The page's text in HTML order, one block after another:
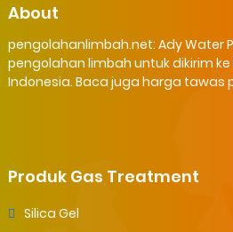
About
pengolahanlimbah.net: Ady Water
pengolahan limbah untuk dikirim
Indonesia. Baca juga harga tawas
Produk Gas Treatment
Silica Gel